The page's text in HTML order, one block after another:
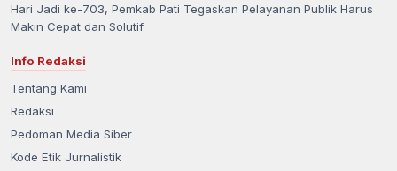
Hari Jadi ke-703, Pemkab Pati Tegaskan Pelayanan Publik Harus
Makin Cepat dan Solutif
Info Redaksi
Tentang Kami
Redaksi
Pedoman Media Siber
Kode Etik Jurnalistik